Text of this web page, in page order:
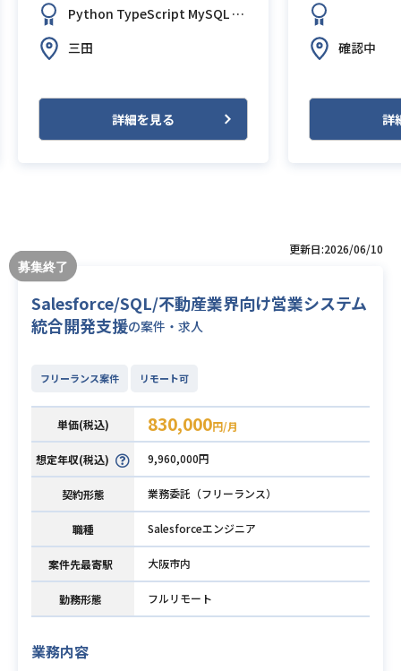
Python TypeScript MySQL Gi
ess
三田
詳細を見る
確認中
詳
更新日:2026/06/10
Salesforce/SQL/不動産業界向け営業システム
統合開発支援の案件・求人
フリーランス案件 リモート可
単価(税込) 830,000円/月
想定年収(税込) 9,960,000円
契約形態 業務委託（フリーランス）
職種 Salesforceエンジニア
案件先最寄駅 大阪市内
勤務形態 フルリモート
業務内容